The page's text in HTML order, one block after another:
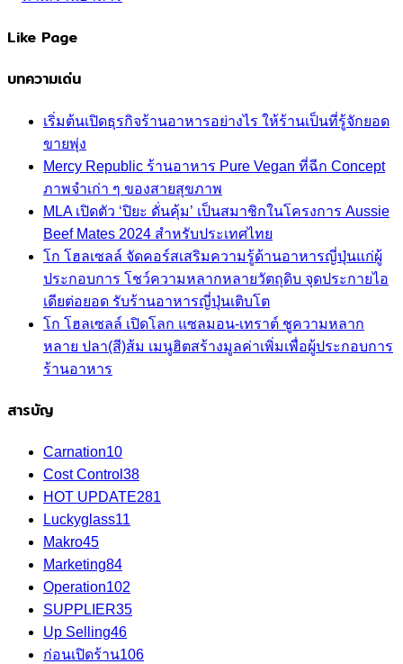
Like Page
บทความเด่น
เริ่มต้นเปิดธุรกิจร้านอาหารอย่างไร ให้ร้านเป็นที่รู้จักยอด
ขายพุ่ง
Mercy Republic ร้านอาหาร Pure Vegan ที่ฉีก Concept
ภาพจำเก่า ๆ ของสายสุขภาพ
MLA เปิดตัว ‘ปิยะ ดั่นคุ้ม’ เป็นสมาชิกในโครงการ Aussie
Beef Mates 2024 สำหรับประเทศไทย
โก โฮลเซลล์ จัดคอร์สเสริมความรู้ด้านอาหารญี่ปุ่นแก่ผู้
ประกอบการ โชว์ความหลากหลายวัตถุดิบ จุดประกายไอ
เดียต่อยอด รับร้านอาหารญี่ปุ่นเติบโต
โก โฮลเซลล์ เปิดโลก แซลมอน-เทราต์ ชูความหลาก
หลาย ปลา(สี)ส้ม เมนูฮิตสร้างมูลค่าเพิ่มเพื่อผู้ประกอบการ
ร้านอาหาร
สารบัญ
Carnation10
Cost Control 38
HOT UPDATE281
Luckyglass11
Makro45
Marketing84
Operation102
SUPPLIER35
Up Selling46
ก่อนเปิดร้าน106